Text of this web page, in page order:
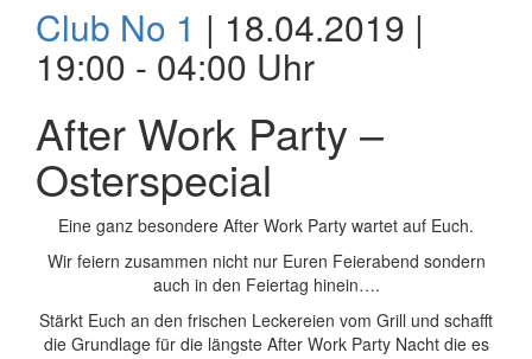
Club No 1 | 18.04.2019 |
19:00 - 04:00 Uhr
After Work Party –
Osterspecial
Eine ganz besondere After Work Party wartet auf Euch.
Wir feiern zusammen nicht nur Euren Feierabend sondern
auch in den Feiertag hinein….
Stärkt Euch an den frischen Leckereien vom Grill und schafft
die Grundlage für die längste After Work Party Nacht die es